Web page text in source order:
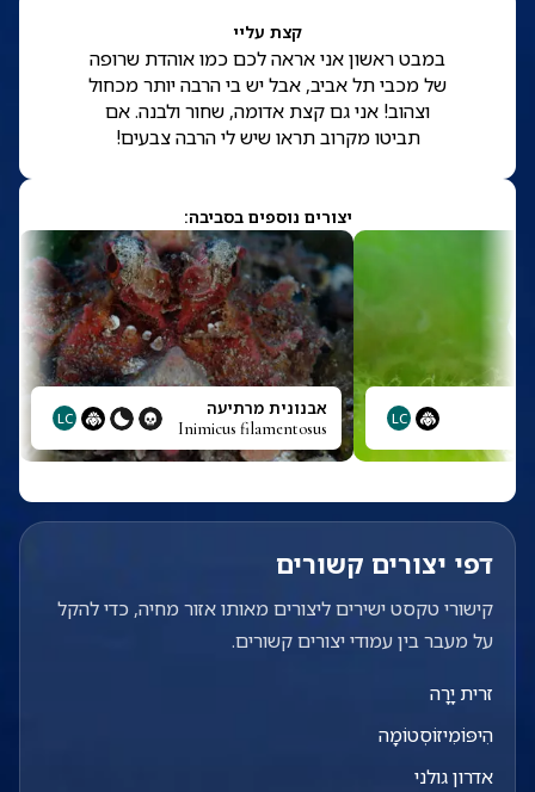
קצת עליי
במבט ראשון אני אראה לכם כמו אוהדת שרופה
של מכבי תל אביב, אבל יש בי הרבה יותר מכחול
וצהוב! אני גם קצת אדומה, שחור ולבנה. אם
תביטו מקרוב תראו שיש לי הרבה צבעים!
יצורים נוספים בסביבה:
LC אבנונית מרתיעה
Inimicus filamentosus
LC
דפי יצורים קשורים
קישורי טקסט ישירים ליצורים מאותו אזור מחיה, כדי להקל
על מעבר בין עמודי יצורים קשורים.
זרית יָרָה
הִיפּוֹמִיזוֹסְטוֹמָה
אדרון גולני